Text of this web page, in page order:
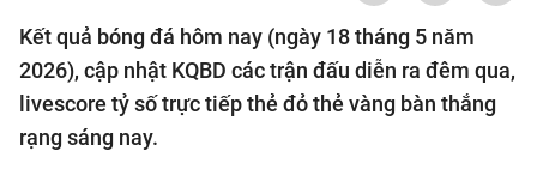
Kết quả bóng đá hôm nay (ngày 18 tháng 5 năm
2026), cập nhật KQBD các trận đấu diễn ra đêm qua,
livescore tỷ số trực tiếp thẻ đỏ thẻ vàng bàn thắng
rạng sáng nay.